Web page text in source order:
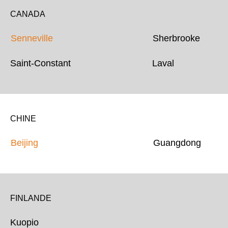
CANADA
Senneville Sherbrooke
Saint-Constant Laval
CHINE
Beijing Guangdong
FINLANDE
Kuopio